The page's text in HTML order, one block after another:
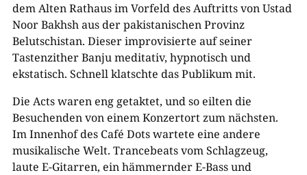
dem Alten Rathaus im Vorfeld des Auftritts von Ustad
Noor Bakhsh aus der pakistanischen Provinz
Belutschistan. Dieser improvisierte auf seiner
Tastenzither Banju meditativ, hypnotisch und
ekstatisch. Schnell klatschte das Publikum mit.
Die Acts waren eng getaktet, und so eilten die
Besuchenden von einem Konzertort zum nächsten.
Im Innenhof des Café Dots wartete eine andere
musikalische Welt. Trancebeats vom Schlagzeug,
laute E-Gitarren, ein hämmernder E-Bass und